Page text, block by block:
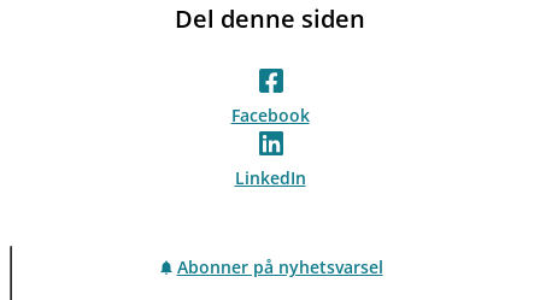
Del denne siden
Facebook
LinkedIn
Abonner på nyhetsvarsel